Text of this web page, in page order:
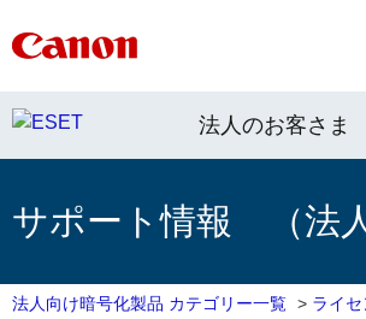
法人のお客さま
サポート情報 （法
法人向け暗号化製品 カテゴリー一覧 > ライ